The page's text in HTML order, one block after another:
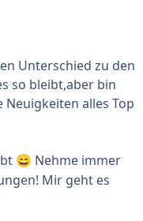
Unterschied zu den
so bleibt,aber bin
alles Top
😄 Nehme immer
Mir geht es